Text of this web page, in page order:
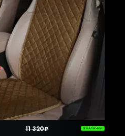
11 320 ₽ В НАЛИЧИИ